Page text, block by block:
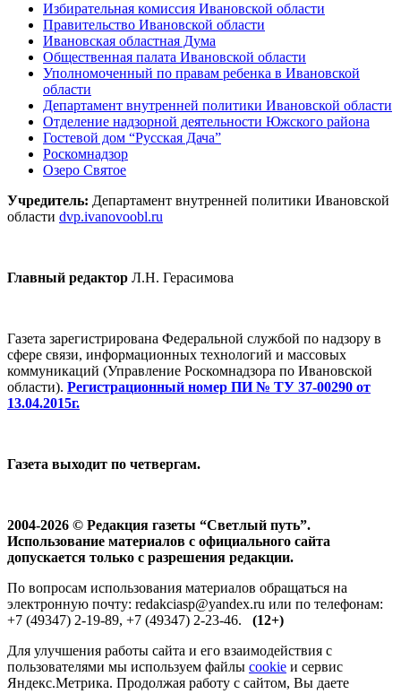
Избирательная комиссия Ивановской области
Правительство Ивановской области
Ивановская областная Дума
Общественная палата Ивановской области
Уполномоченный по правам ребенка в Ивановской
области
Департамент внутренней политики Ивановской области
Отделение надзорной деятельности Южского района
Гостевой дом “Русская Дача”
Роскомнадзор
Озеро Святое
Учредитель: Департамент внутренней политики Ивановской
области dvp.ivanovoobl.ru
Главный редактор Л.Н. Герасимова
Газета зарегистрирована Федеральной службой по надзору в
сфере связи, информационных технологий и массовых
коммуникаций (Управление Роскомнадзора по Ивановской
области). Регистрационный номер ПИ № ТУ 37-00290 от
13.04.2015г.
Газета выходит по четвергам.
2004-2026 © Редакция газеты “Светлый путь”.
Использование материалов с официального сайта
допускается только с разрешения редакции.
По вопросам использования материалов обращаться на
электронную почту: redakciasp@yandex.ru или по телефонам:
+7 (49347) 2-19-89, +7 (49347) 2-23-46. (12+)
Для улучшения работы сайта и его взаимодействия с
пользователями мы используем файлы cookie и сервис
Яндекс.Метрика. Продолжая работу с сайтом, Вы даете